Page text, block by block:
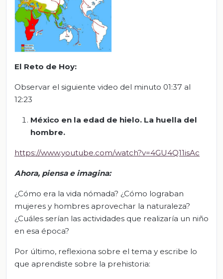
El Reto de Hoy:
Observar el siguiente video del minuto 01:37 al
12:23
México en la edad de hielo. La huella del
hombre.
https://www.youtube.com/watch?v=4GU4Q11isAc
Ahora, piensa e imagina:
¿Cómo era la vida nómada? ¿Cómo lograban
mujeres y hombres aprovechar la naturaleza?
¿Cuáles serían las actividades que realizaría un niño
en esa época?
Por último, reflexiona sobre el tema y escribe lo
que aprendiste sobre la prehistoria: